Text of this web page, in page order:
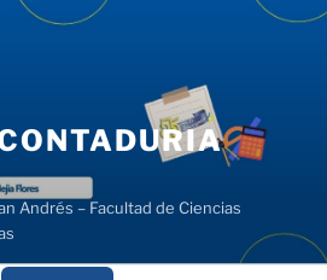
Andrés – Facultad de Ciencias